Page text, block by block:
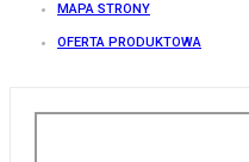
MAPA STRONY
OFERTA PRODUKTOWA